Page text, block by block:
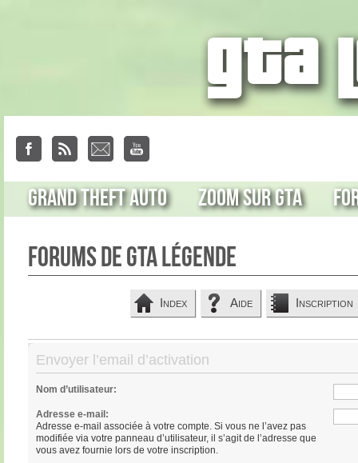
Grand Theft Auto Zoom sur GTA
Forums de GTA Légende
Index Aide Inscription
Envoyer l’email d’activation
Nom d’utilisateur:
Adresse e-mail:
Adresse e-mail associée à votre compte. Si vous ne l’avez pas
modifiée via votre panneau d’utilisateur, il s’agit de l’adresse que
vous avez fournie lors de votre inscription.